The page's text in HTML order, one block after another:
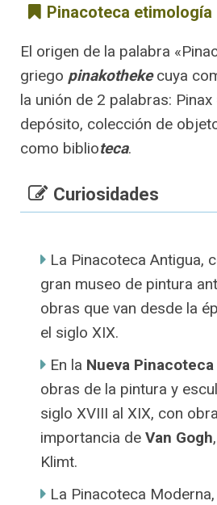
Pinacoteca etimología
El origen de la palabra
griego pinakothekecuya
la unión de 2 palabras:
depósito, colección de
como biblioteca.
Curiosidades
La Pinacoteca Antigua,
gran museo de pintura
obras que van desde la
el siglo XIX.
En la Nueva Pinacoteca
obras de la pintura y
siglo XVIII al XIX, con
importancia de Van Gogh
Klimt.
La Pinacoteca